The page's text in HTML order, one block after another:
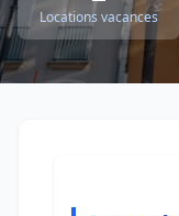
Locations vacances